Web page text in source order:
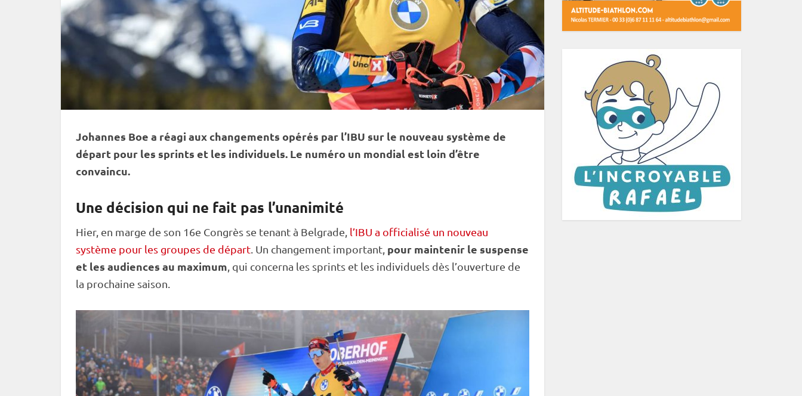
Johannes Boe a réagi aux changements opérés par l’IBU sur le nouveau système de
départ pour les sprints et les individuels. Le numéro un mondial est loin d’être
convaincu.
Une décision qui ne fait pas l’unanimité
Hier, en marge de son 16e Congrès se tenant à Belgrade, l’IBU a officialisé un nouveau
système pour les groupes de départ . Un changement important, pour maintenir le suspense
et les audiences au maximum , qui concerna les sprints et les individuels dès l’ouverture de
la prochaine saison.